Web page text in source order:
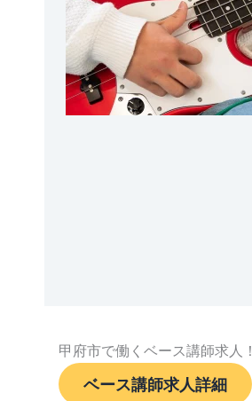
甲府市で働くベース講師求人！
ベース講師求人詳細